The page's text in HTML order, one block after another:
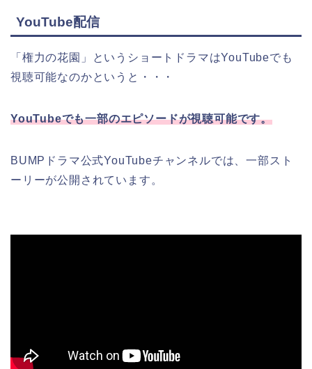
YouTube配信
「権力の花園」というショートドラマはYouTubeでも
視聴可能なのかというと・・・
YouTubeでも一部のエピソードが視聴可能です。
BUMPドラマ公式YouTubeチャンネルでは、一部スト
ーリーが公開されています。